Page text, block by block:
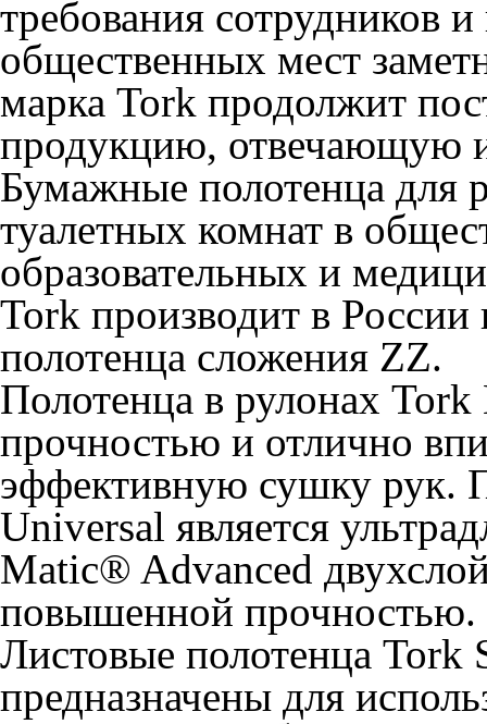
требования сотрудников
общественных мест
марка Tork продолжит
продукцию, отвечающую
Бумажные полотенца для
туалетных комнат в
образовательных и
Tork производит в России
полотенца сложения ZZ.
Полотенца в рулонах
прочностью и отлично
эффективную сушку
Universal является
Matic® Advanced
повышенной прочностью.
Листовые полотенца
предназначены для